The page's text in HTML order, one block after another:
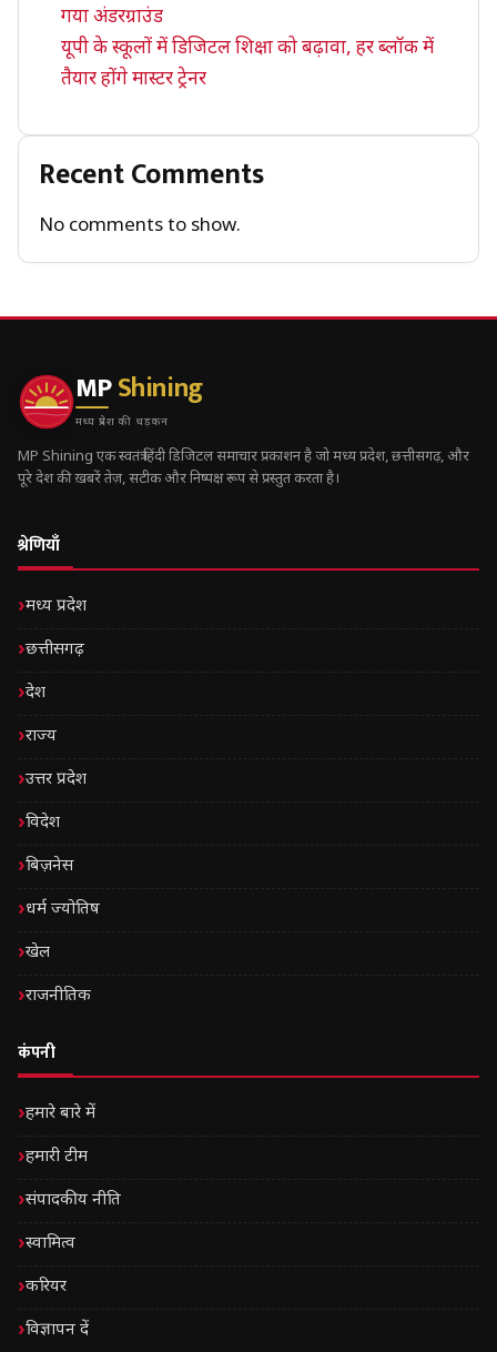
गया अंडरग्राउंड
यूपी के स्कूलों में डिजिटल शिक्षा को बढ़ावा, हर ब्लॉक में
तैयार होंगे मास्टर ट्रेनर
Recent Comments
No comments to show.
MPShining
मध्य प्रदेश की धड़कन
MP Shining एक स्वतंत्र हिंदी डिजिटल समाचार प्रकाशन है जो मध्य प्रदेश, छत्तीसगढ़, और
पूरे देश की ख़बरें तेज़, सटीक और निष्पक्ष रूप से प्रस्तुत करता है।
श्रेणियाँ
मध्य प्रदेश
छत्तीसगढ़
देश
राज्य
उत्तर प्रदेश
विदेश
बिज़नेस
धर्म ज्योतिष
खेल
राजनीतिक
कंपनी
हमारे बारे में
हमारी टीम
संपादकीय नीति
स्वामित्व
करियर
विज्ञापन दें